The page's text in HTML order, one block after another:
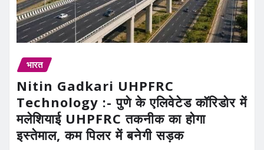
भारत
Nitin Gadkari UHPFRC
Technology :- पुणे के एलिवेटेड कॉरिडोर में
मलेशियाई UHPFRC तकनीक का होगा
इस्तेमाल, कम पिलर में बनेगी सड़क